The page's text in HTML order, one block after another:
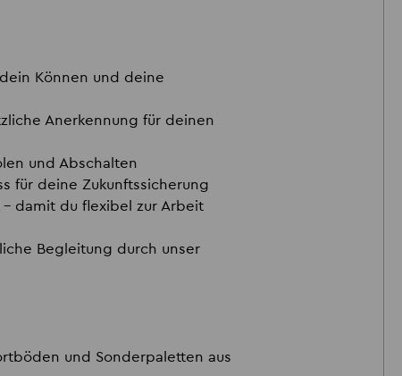
Können und deine
Anerkennung für deinen
und Abschalten
für deine Zukunftssicherung
– damit du flexibel zur Arbeit
Begleitung durch unser
und Sonderpaletten aus